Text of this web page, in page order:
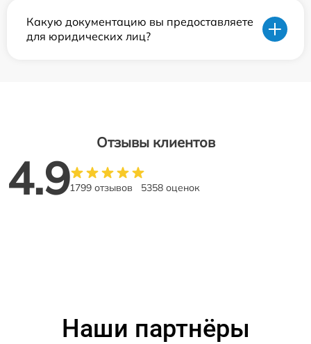
Какую документацию вы предоставляете
для юридических лиц?
Отзывы клиентов
4.91799 отзывов 5358 оценок
Наши партнёры